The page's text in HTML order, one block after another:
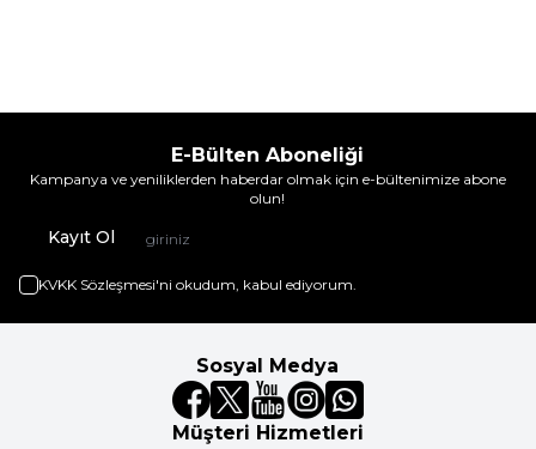
E-Bülten Aboneliği
Kampanya ve yeniliklerden haberdar olmak için e-bültenimize abone
olun!
Kayıt Ol
KVKK Sözleşmesi'ni okudum, kabul ediyorum.
Sosyal Medya
Müşteri Hizmetleri